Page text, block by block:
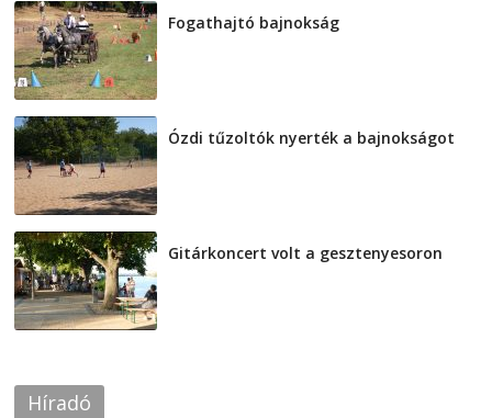
Fogathajtó bajnokság
Ózdi tűzoltók nyerték a bajnokságot
Gitárkoncert volt a gesztenyesoron
Híradó